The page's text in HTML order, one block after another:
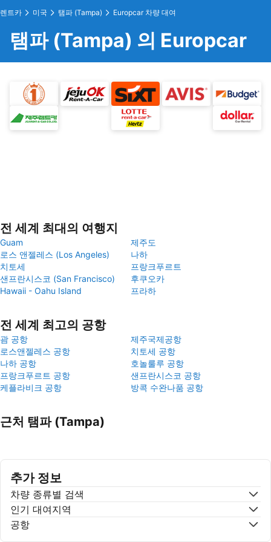
렌트카 미국 탬파 (Tampa) Europcar 차량 대여
탬파 (Tampa) 의 Europcar
전 세계 최대의 여행지
Guam
제주도
로스 앤젤레스 (Los Angeles)
나하
치토세
프랑크푸르트
샌프란시스코 (San Francisco)
후쿠오카
Hawaii - Oahu Island
프라하
전 세계 최고의 공항
괌 공항
제주국제공항
로스앤젤레스 공항
치토세 공항
나하 공항
호놀룰루 공항
프랑크푸르트 공항
샌프란시스코 공항
케플라비크 공항
방콕 수완나품 공항
근처 탬파 (Tampa)
추가 정보
차량 종류별 검색
인기 대여지역
공항